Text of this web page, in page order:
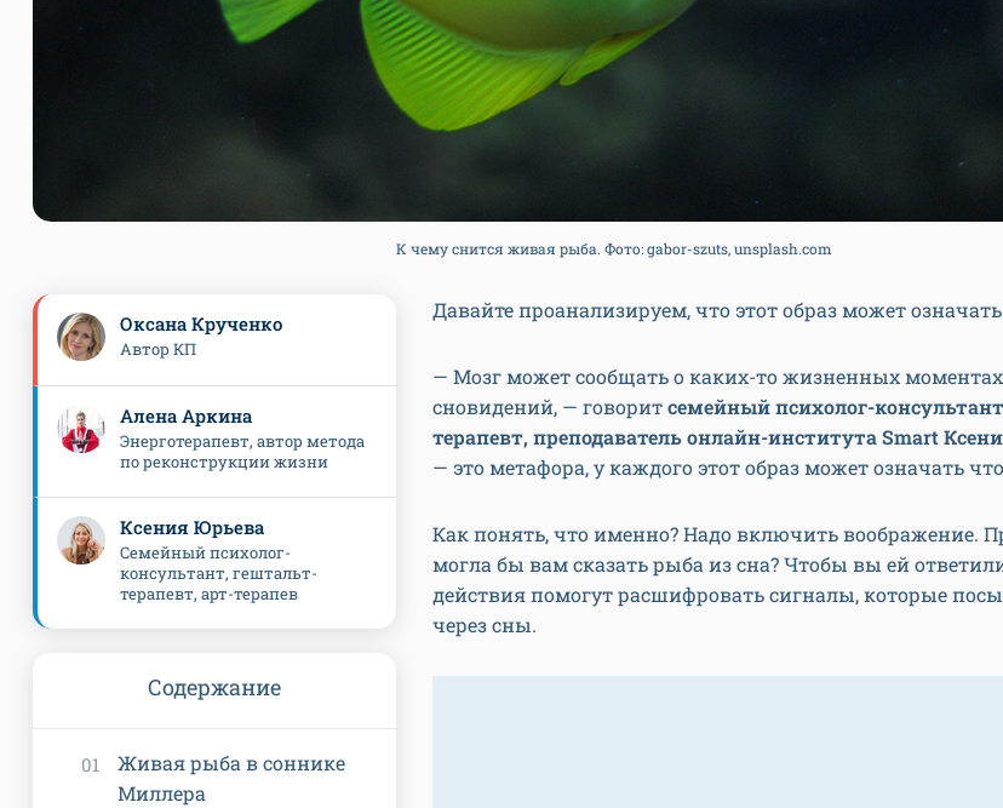
К чему снится живая рыба. Фото: gabor-szuts, unsplash.com
Давайте проанализируем, что этот образ может
— Мозг может сообщать о каких-то жизненных
сновидений, — говоритсемейный психолог-
терапевт, преподаватель онлайн-института Smart
— это метафора, у каждого этот образ может означать
Как понять, что именно? Надо включить воображение.
могла бы вам сказать рыба из сна? Чтобы вы ей
действия помогут расшифровать сигналы, которые
через сны.
Оксана Крученко
Автор КП
Алена Аркина
Энерготерапевт, автор метода
по реконструкции жизни
Ксения Юрьева
Семейный психолог-
консультант, гештальт-
терапевт, арт-терапев
Содержание
Живая рыба в соннике
Миллера